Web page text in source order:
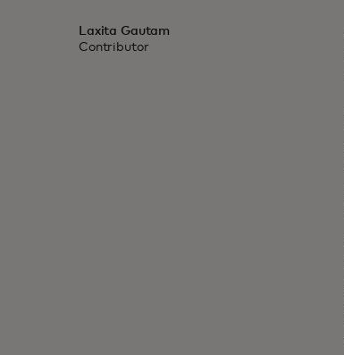
Laxita Gautam
Contributor